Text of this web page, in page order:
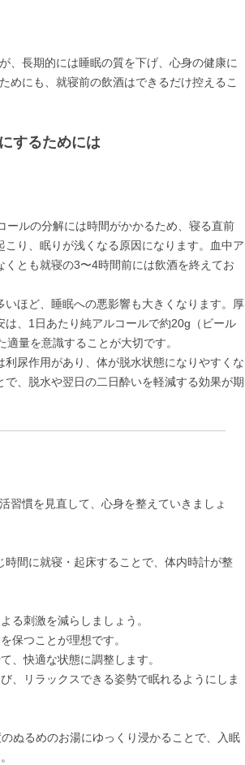
、長期的には睡眠の質を下げ、心身の健康に
めにも、就寝前の飲酒はできるだけ控えるこ
するためには
ルの分解には時間がかかるため、寝る直前
り、眠りが浅くなる原因になります。血中ア
とも就寝の3〜4時間前には飲酒を終えてお
ほど、睡眠への悪影響も大きくなります。厚
、1日あたり純アルコールで約20g（ビール
量を意識することが大切です。
尿作用があり、体が脱水状態になりやすくな
、脱水や翌日の二日酔いを軽減する効果が期
習慣を見直して、心身を整えていきましょ
間に就寝・起床することで、体内時計が整
る刺激を減らしましょう。
保つことが理想です。
、快適な状態に調整します。
、リラックスできる姿勢で眠れるようにしま
ぬるめのお湯にゆっくり浸かることで、入眠